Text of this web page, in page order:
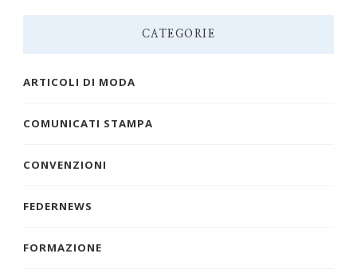
CATEGORIE
ARTICOLI DI MODA
COMUNICATI STAMPA
CONVENZIONI
FEDERNEWS
FORMAZIONE